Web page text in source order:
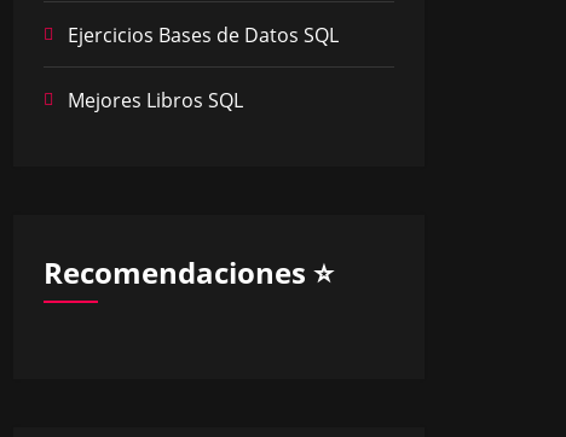
Ejercicios Bases de Datos SQL
Mejores Libros SQL
Recomendaciones ⭐